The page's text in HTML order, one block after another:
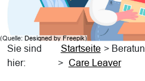
(Quelle: Designed by Freepik)
Sie sind
hier:
Startseite >
> Care Leaver